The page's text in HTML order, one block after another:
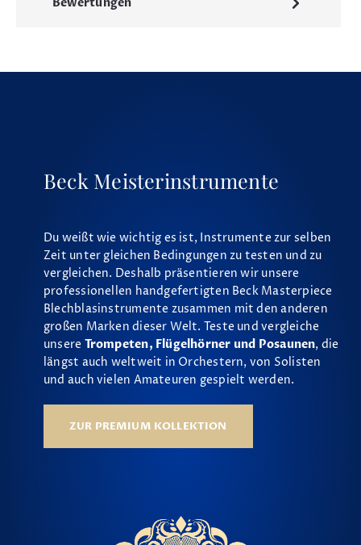
Bewertungen
Beck Meisterinstrumente
Du weißt wie wichtig es ist, Instrumente zur selben
Zeit unter gleichen Bedingungen zu testen und zu
vergleichen. Deshalb präsentieren wir unsere
professionellen handgefertigten Beck Masterpiece
Blechblasinstrumente zusammen mit den anderen
großen Marken dieser Welt. Teste und vergleiche
unsere Trompeten, Flügelhörner und Posaunen, die
längst auch weltweit in Orchestern, von Solisten
und auch vielen Amateuren gespielt werden.
ZUR PREMIUM KOLLEKTION